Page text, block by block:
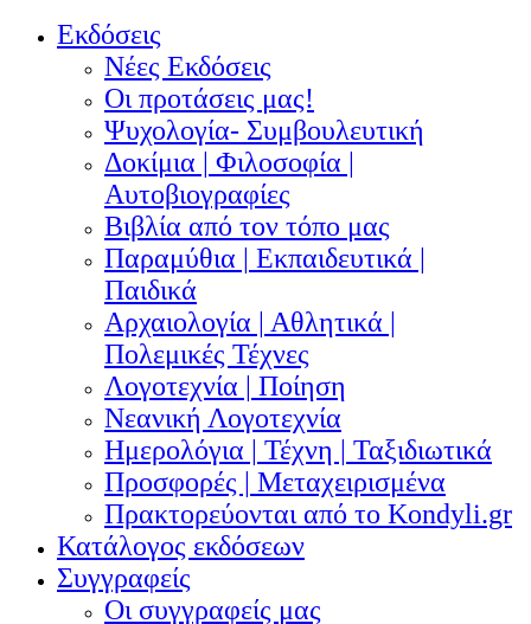
Εκδόσεις
Νέες Εκδόσεις
Οι προτάσεις μας!
Ψυχολογία- Συμβουλευτική
Δοκίμια | Φιλοσοφία |
Αυτοβιογραφίες
Βιβλία από τον τόπο μας
Παραμύθια | Εκπαιδευτικά |
Παιδικά
Αρχαιολογία | Αθλητικά |
Πολεμικές Τέχνες
Λογοτεχνία | Ποίηση
Νεανική Λογοτεχνία
Ημερολόγια | Τέχνη | Ταξιδιωτικά
Προσφορές | Μεταχειρισμένα
Πρακτορεύονται από το Kondyli.gr
Κατάλογος εκδόσεων
Συγγραφείς
Οι συγγραφείς μας